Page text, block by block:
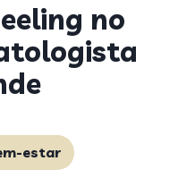
no
estar